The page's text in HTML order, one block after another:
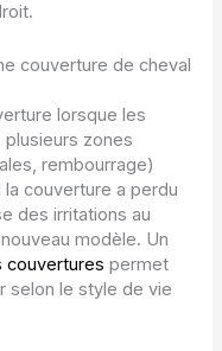
couverture de cheval
lorsque les
zones
rembourrage)
couverture a perdu
des irritations au
modèle. Un
couvertures permet
selon le style de vie